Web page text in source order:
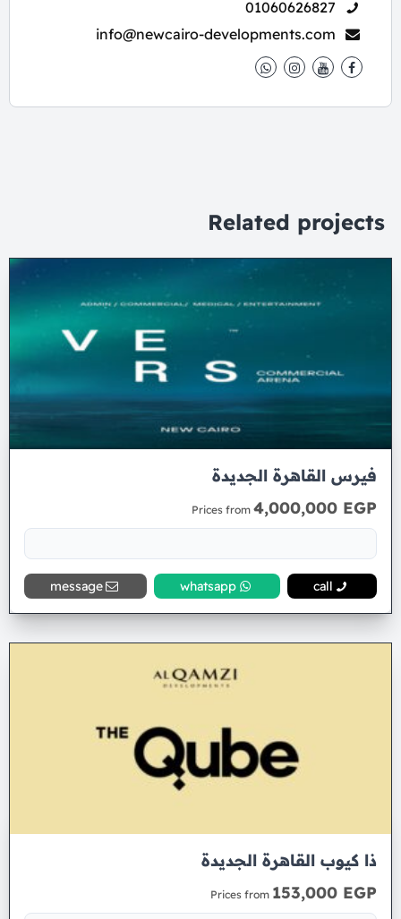
01060626827
info@newcairo-developments.com
Related projects
فيرس القاهرة الجديدة
Prices from 4,000,000 EGP
call
whatsapp
message
ذا كيوب القاهرة الجديدة
Prices from 153,000 EGP